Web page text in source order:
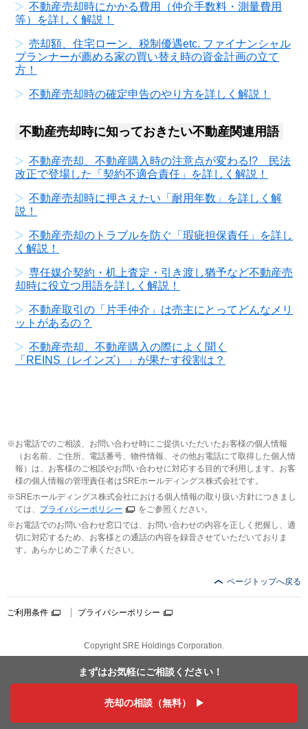
まずはお気軽にご相談ください！
売却の相談（無料）
不動産売却時にかかる費用（仲介手数料・測量費用
等）を詳しく解説！
売却額、住宅ローン、税制優遇etc. ファイナンシャル
プランナーが薦める家の買い替え時の資金計画の立て
方！
不動産売却時の確定申告のやり方を詳しく解説！
不動産売却時に知っておきたい不動産関連用語
不動産売却、不動産購入時の注意点が変わる!? 民法
改正で登場した「契約不適合責任」を詳しく解説！
不動産売却時に押さえたい「耐用年数」を詳しく解
説！
不動産売却のトラブルを防ぐ「瑕疵担保責任」を詳し
く解説！
専任媒介契約・机上査定・引き渡し猶予など不動産売
却時に役立つ用語を詳しく解説！
不動産取引の「片手仲介」は売主にとってどんなメリ
ットがあるの？
不動産売却、不動産購入の際によく聞く
「REINS（レインズ）」が果たす役割は？
お電話でのご相談、お問い合わせ時にご提供いただいたお客様の個人情報
（お名前、ご住所、電話番号、物件情報、その他お電話にて取得した個人情
報）は、お客様のご相談やお問い合わせに対応する目的で利用します。お客
様の個人情報の管理責任者はSREホールディングス株式会社です。
SREホールディングス株式会社における個人情報の取り扱い方針につきまし
ては、 プライバシーポリシー
をご参照ください。
お電話でのお問い合わせ窓口では、お問い合わせの内容を正しく把握し、適
切に対応するため、お客様との通話の内容を録音させていただいておりま
す。あらかじめご了承ください。
ページトップへ戻る
ご利用条件 プライバシーポリシー
Copyright SRE Holdings Corporation.